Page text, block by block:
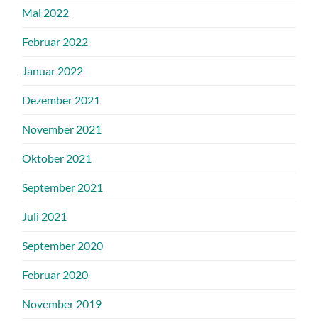
Mai 2022
Februar 2022
Januar 2022
Dezember 2021
November 2021
Oktober 2021
September 2021
Juli 2021
September 2020
Februar 2020
November 2019